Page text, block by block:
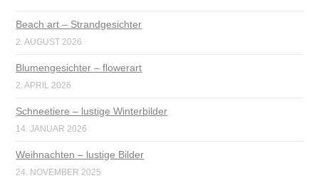
Beach art – Strandgesichter
2. AUGUST 2026
Blumengesichter – flowerart
2. APRIL 2026
Schneetiere – lustige Winterbilder
14. JANUAR 2026
Weihnachten – lustige Bilder
24. NOVEMBER 2025